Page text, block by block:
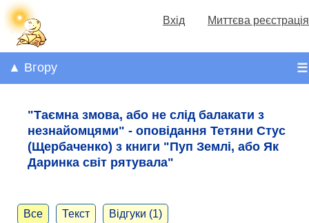
Вхід Миттєва реєстрація
☰
▲ Вгору
"Таємна змова, або не слід балакати з
незнайомцями" - оповідання Тетяни Стус
(Щербаченко) з книги "Пуп Землі, або Як
Даринка світ рятувала"
Все Текст Відгуки (1)